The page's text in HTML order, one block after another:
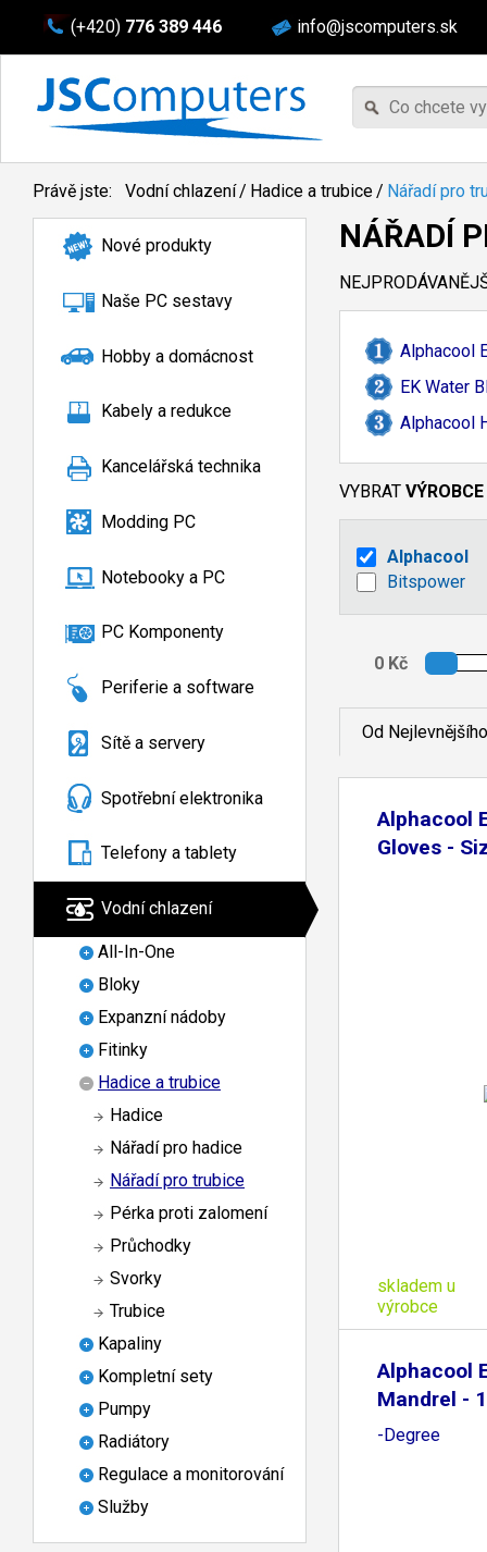
(+420) 776 389 446 info@jscomputers.sk
Právě jste: Vodní chlazení/ Hadice a trubice/ Nářadí pro
Nové produkty
Naše PC sestavy
Hobby a domácnost
Kabely a redukce
Kancelářská technika
Modding PC
Notebooky a PC
PC Komponenty
Periferie a software
Sítě a servery
Spotřební elektronika
Telefony a tablety
Vodní chlazení
All-In-One
Bloky
Expanzní nádoby
Fitinky
Hadice a trubice
Hadice
Nářadí pro hadice
Nářadí pro trubice
Pérka proti zalomení
Průchodky
Svorky
Trubice
Kapaliny
Kompletní sety
Pumpy
Radiátory
Regulace a monitorování
Služby
NÁŘADÍ
Alphacool
EK Water
Alphacool
VYBRAT VÝROBCE
Alphacool
Bitspower
Od Nejlevnějšího
Alphacool
Gloves -
skladem u
výrobce
Alphacool
Mandrel -
-Degree